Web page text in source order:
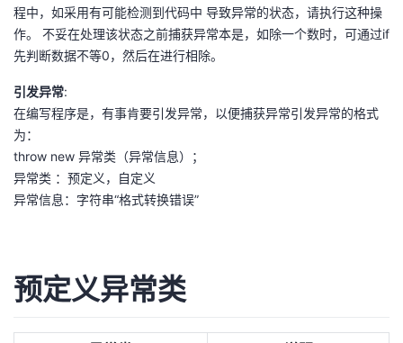
程中，如采用有可能检测到代码中 导致异常的状态，请执行这种操
作。 不妥在处理该状态之前捕获异常本是，如除一个数时，可通过if
先判断数据不等0，然后在进行相除。
引发异常:
在编写程序是，有事肯要引发异常，以便捕获异常引发异常的格式
为：
throw new 异常类（异常信息）；
异常类 ：预定义，自定义
异常信息：字符串“格式转换错误”
预定义异常类